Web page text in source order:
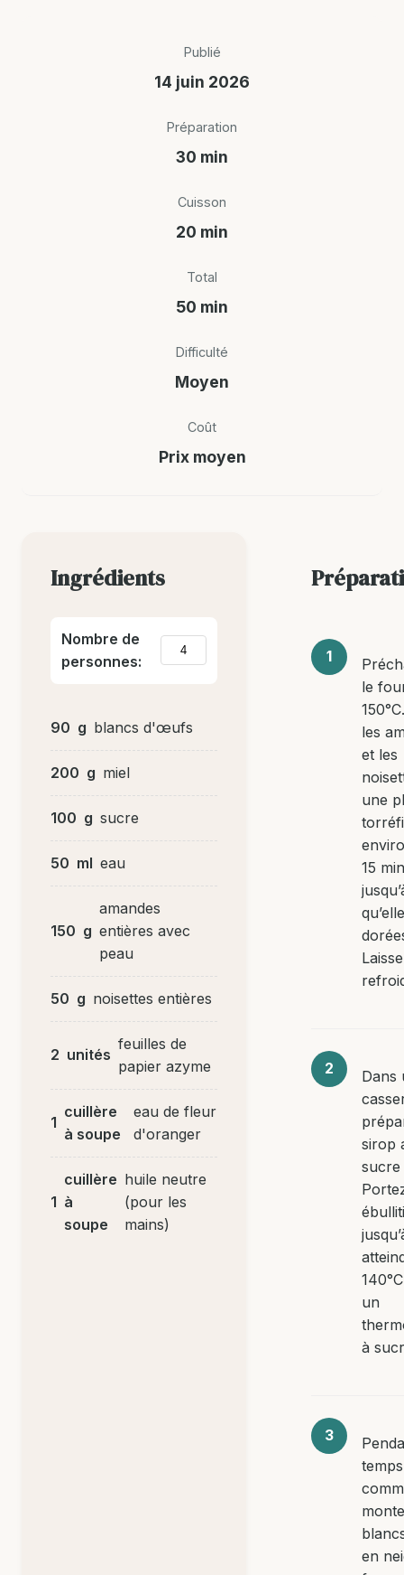
Publié
14 juin 2026
Préparation
30 min
Cuisson
20 min
Total
50 min
Difficulté
Moyen
Coût
Prix moyen
Ingrédients
Nombre de
personnes:
90 g blancs d'œufs
200 g miel
100 g sucre
50 ml eau
150 g
amandes
entières avec
peau
50 g noisettes entières
2 unités
feuilles de
papier azyme
1
cuillère
à soupe
eau de fleur
d'oranger
1
cuillère
à
soupe
huile neutre
(pour les
mains)
le
les
et les
une
15
Dans
sirop
sucre
un
à
en